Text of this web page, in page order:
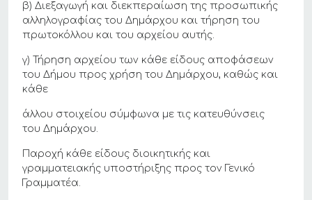
β) Διεξαγωγή και διεκπεραίωση της προσωπικής
αλληλογραφίας του Δημάρχου και τήρηση του
πρωτοκόλλου και του αρχείου αυτής.
γ) Τήρηση αρχείου των κάθε είδους αποφάσεων
του Δήμου προς χρήση του Δημάρχου, καθώς και
κάθε
άλλου στοιχείου σύμφωνα με τις κατευθύνσεις
του Δημάρχου.
Παροχή κάθε είδους διοικητικής και
γραμματειακής υποστήριξης προς τον Γενικό
Γραμματέα.